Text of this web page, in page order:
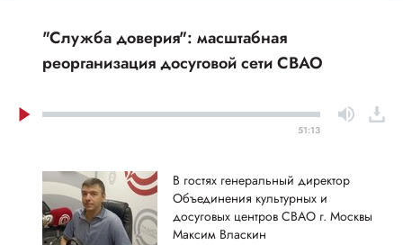
"Служба доверия": масштабная
реорганизация досуговой сети СВАО
51:13
В гостях генеральный директор
Объединения культурных и
досуговых центров СВАО г. Москвы
Максим Власкин